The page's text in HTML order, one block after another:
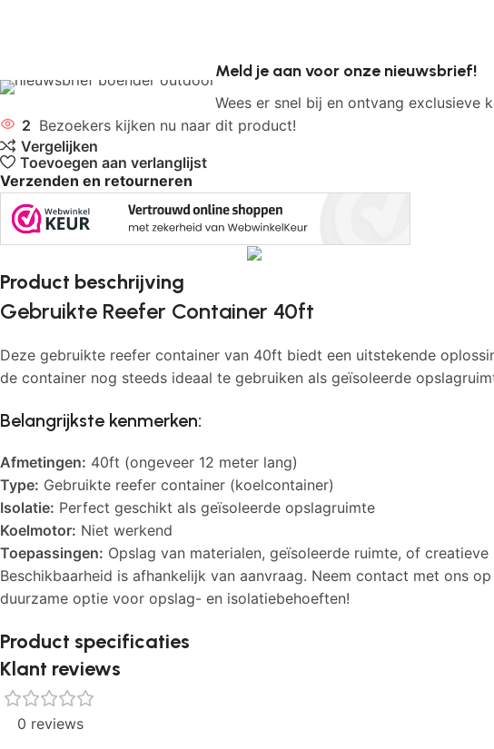
Meld je aan voor onze nieuwsbrief!
Wees er snel bij en ontvang exclusieve
2 Bezoekers kijken nu naar dit product!
Vergelijken
Toevoegen aan verlanglijst
Verzenden en retourneren
Product beschrijving
Gebruikte Reefer Container 40ft
Deze gebruikte reefer container van 40ft biedt een uitstekende
de container nog steeds ideaal te gebruiken als geïsoleerde
Belangrijkste kenmerken:
Afmetingen: 40ft (ongeveer 12 meter lang)
Type: Gebruikte reefer container (koelcontainer)
Isolatie: Perfect geschikt als geïsoleerde opslagruimte
Koelmotor: Niet werkend
Toepassingen: Opslag van materialen, geïsoleerde ruimte, of creatieve
Beschikbaarheid is afhankelijk van aanvraag. Neem contact met ons
duurzame optie voor opslag- en isolatiebehoeften!
Product specificaties
Klant reviews
0 reviews